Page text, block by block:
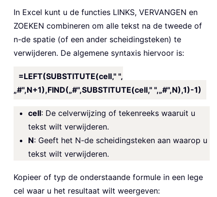
In Excel kunt u de functies LINKS, VERVANGEN en
ZOEKEN combineren om alle tekst na de tweede of
n-de spatie (of een ander scheidingsteken) te
verwijderen. De algemene syntaxis hiervoor is:
=LEFT(SUBSTITUTE(cell," ",
„#",N+1),FIND(„#",SUBSTITUTE(cell," ",„#",N),1)-1)
cell: De celverwijzing of tekenreeks waaruit u
tekst wilt verwijderen.
N: Geeft het N-de scheidingsteken aan waarop u
tekst wilt verwijderen.
Kopieer of typ de onderstaande formule in een lege
cel waar u het resultaat wilt weergeven: